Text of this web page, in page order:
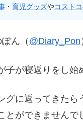
・ 育児グッズやコスト
ん（ @Diary_Pon
が寝返りをし始
グに返ってきた
ができませんで